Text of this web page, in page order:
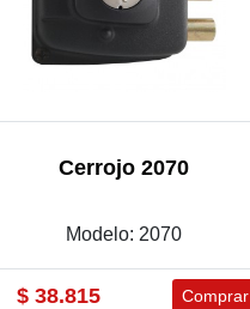
Cerrojo 2070
Modelo: 2070
$ 38.815 Comprar